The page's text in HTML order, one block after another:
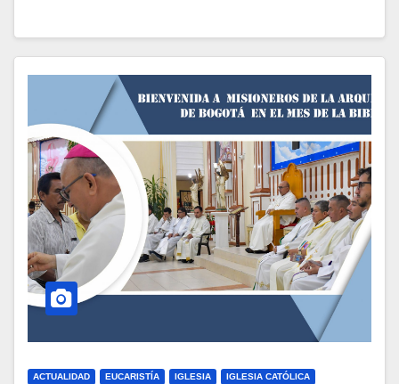
ACTUALIDAD EUCARISTÍA IGLESIA IGLESIA CATÓLICA